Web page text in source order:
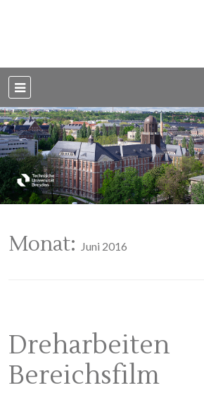
Monat: Juni 2016
Dreharbeiten
Bereichsfilm